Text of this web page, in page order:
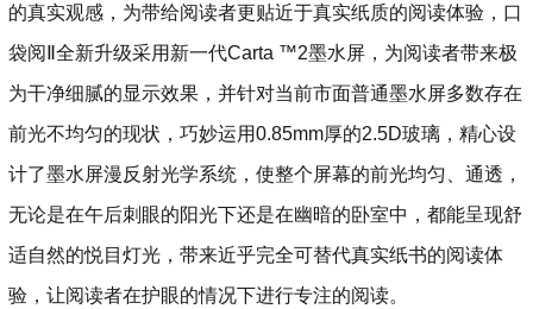
的真实观感，为带给阅读者更贴近于真实纸质的阅读体验，口
袋阅Ⅱ全新升级采用新一代Carta ™2墨水屏，为阅读者带来极
为干净细腻的显示效果，并针对当前市面普通墨水屏多数存在
前光不均匀的现状，巧妙运用0.85mm厚的2.5D玻璃，精心设
计了墨水屏漫反射光学系统，使整个屏幕的前光均匀、通透，
无论是在午后刺眼的阳光下还是在幽暗的卧室中，都能呈现舒
适自然的悦目灯光，带来近乎完全可替代真实纸书的阅读体
验，让阅读者在护眼的情况下进行专注的阅读。